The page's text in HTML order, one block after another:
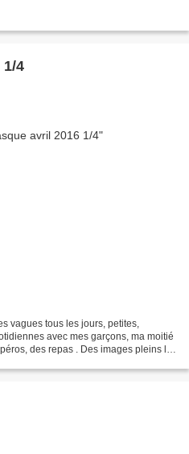
Côte Basque avril 2016 1/4
vagues tous les jours, petites,
avec mes garçons, ma moitié
des repas . Des images pleins la